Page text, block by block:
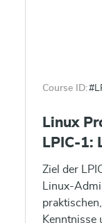
Course ID:
Linux
LPIC-1:
Ziel der
Linux-
Kenntnisse